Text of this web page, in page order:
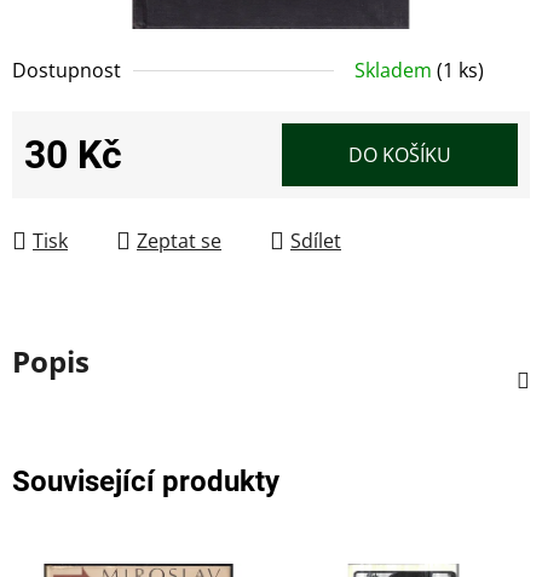
Dostupnost Skladem (1 ks)
30 Kč DO KOŠÍKU
Tisk Zeptat se Sdílet
Popis
Související produkty